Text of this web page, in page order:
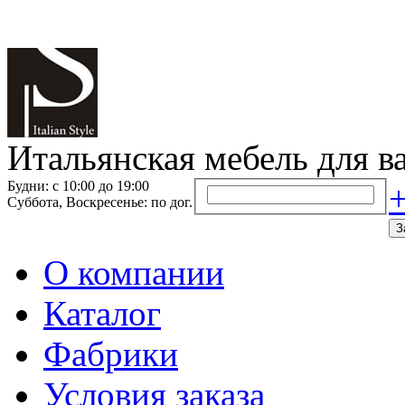
Итальянская мебель для
Будни: с 10:00 до 19:00
Суббота, Воскресенье: по дог.
О компании
Каталог
Фабрики
Условия заказа